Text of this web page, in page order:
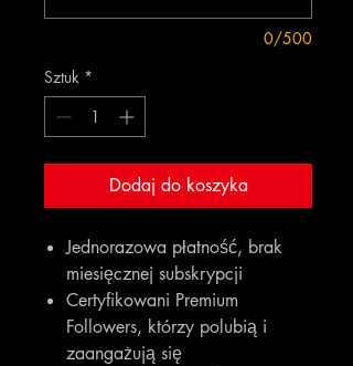
0/500
Sztuk *
Dodaj do koszyka
Jednorazowa płatność, brak
miesięcznej subskrypcji
Certyfikowani Premium
Followers, którzy polubią i
zaangażują się